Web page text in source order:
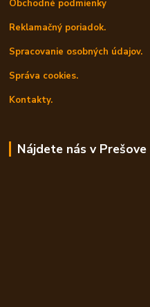
Obchodné podmienky
Reklamačný poriadok.
Spracovanie osobných údajov.
Správa cookies.
Kontakty.
Nájdete nás v Prešove